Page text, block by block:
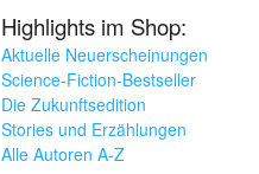
Highlights im Shop:
Aktuelle Neuerscheinungen
Science-Fiction-Bestseller
Die Zukunftsedition
Stories und Erzählungen
Alle Autoren A-Z